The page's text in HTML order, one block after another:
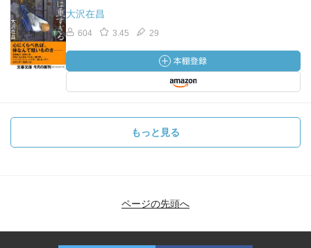
大沢在昌
604 3.45 29
もっと見る
ページの先頭へ